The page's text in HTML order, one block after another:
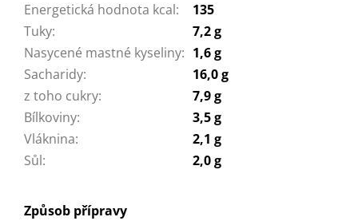
Energetická hodnota kcal:
135
Tuky:
7,2 g
Nasycené mastné kyseliny: 1,6 g
Sacharidy:
16,0 g
z toho cukry:
7,9 g
Bílkoviny:
3,5 g
Vláknina:
2,1 g
Sůl: 2,0 g
Způsob přípravy